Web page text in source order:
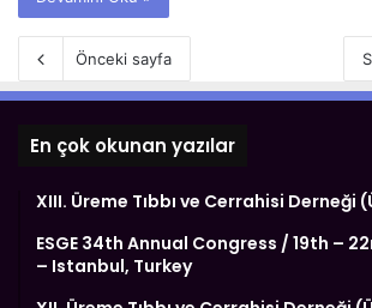
Önceki sayfa
En çok okunan yazılar
XIII. Üreme Tıbbı ve Cerrahisi Derneği
ESGE 34th Annual Congress / 19th –
– Istanbul, Turkey